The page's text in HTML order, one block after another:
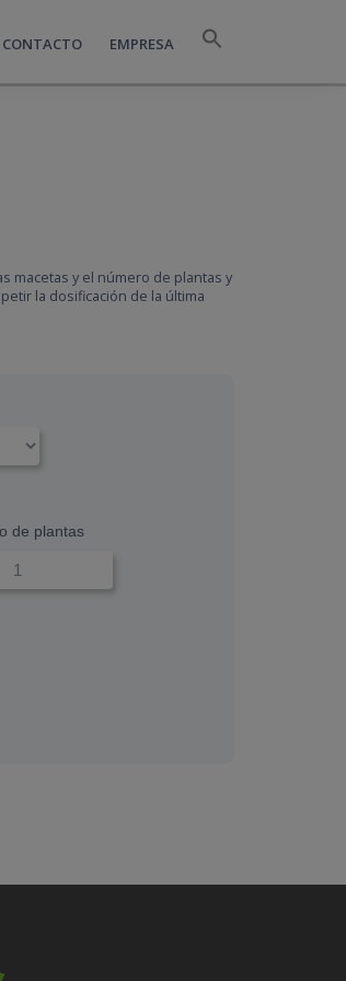
CONTACTO EMPRESA
macetas y el número de plantas y
la dosificación de la última
de plantas